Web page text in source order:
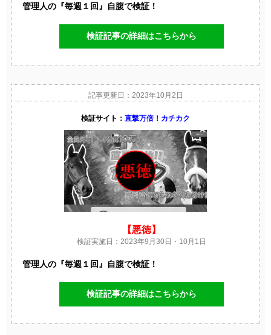
管理人の『毎週１回』自腹で検証！
検証記事の詳細はこちらから
記事更新日：2023年10月2日
検証サイト： 直撃万倍！カチカク
【悪徳】
検証実施日：2023年9月30日・10月1日
管理人の『毎週１回』自腹で検証！
検証記事の詳細はこちらから